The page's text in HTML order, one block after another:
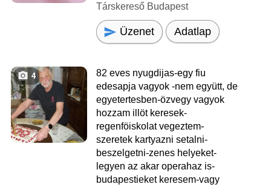
Társkereső Budapest
Üzenet Adatlap
4
82 eves nyugdijas-egy fiu
edesapja vagyok -nem együtt, de
egyetertesben-özvegy vagyok
hozzam illöt keresek-
regenföiskolat vegeztem-
szeretek kartyazni setalni-
beszelgetni-zenes helyeket-
legyen az akar operahaz is-
budapestieket keresem-vagy